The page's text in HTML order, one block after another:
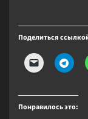
Поделиться
Понравилось это: